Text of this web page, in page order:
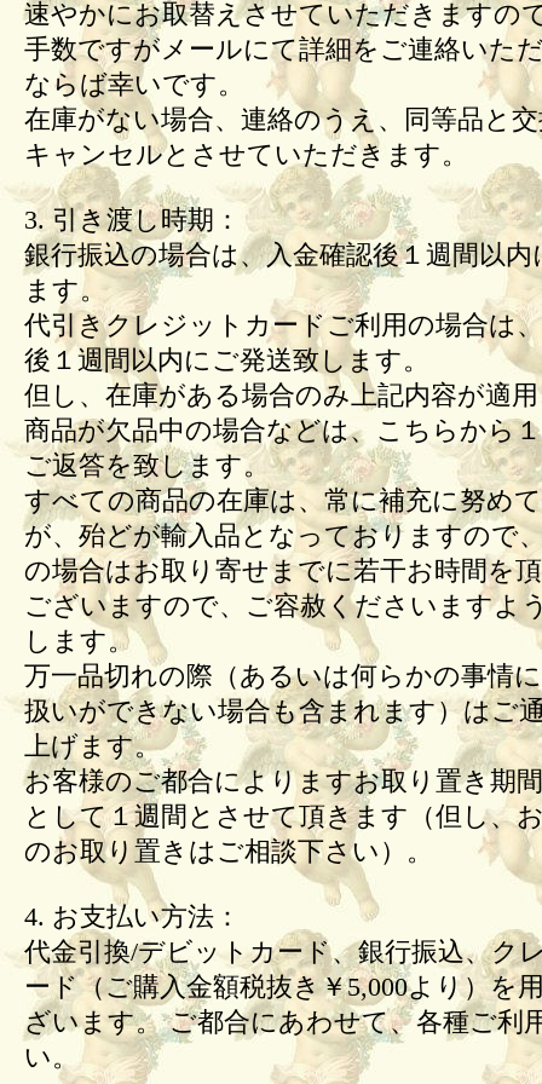
速やかにお取替えさせていただきますの
手数ですがメールにて詳細をご連絡いた
ならば幸いです。
在庫がない場合、連絡のうえ、同等品と
キャンセルとさせていただきます。
3. 引き渡し時期：
銀行振込の場合は、入金確認後１週間以内
ます。
代引きクレジットカードご利用の場合は
後１週間以内にご発送致します。
但し、在庫がある場合のみ上記内容が適
商品が欠品中の場合などは、こちらから
ご返答を致します。
すべての商品の在庫は、常に補充に努め
が、殆どが輸入品となっておりますので
の場合はお取り寄せまでに若干お時間を
ございますので、ご容赦くださいますよ
します。
万一品切れの際（あるいは何らかの事情
扱いができない場合も含まれます）はご
上げます。
お客様のご都合によりますお取り置き期
として１週間とさせて頂きます（但し、
のお取り置きはご相談下さい）。
4. お支払い方法：
代金引換/デビットカード、銀行振込、ク
ード（ご購入金額税抜き￥5,000より）を
ざいます。 ご都合にあわせて、各種ご利
い。